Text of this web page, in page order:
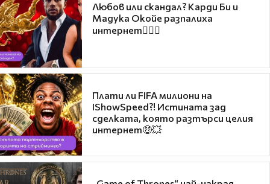
Любов или скандал? Карди Би и
Мадука Окойе разпалиха
интернет❤️‍🔥🔥
Плати ли FIFA милиони на
IShowSpeed?! Истината зад
сделката, която разтърси целия
интернет🤑💥